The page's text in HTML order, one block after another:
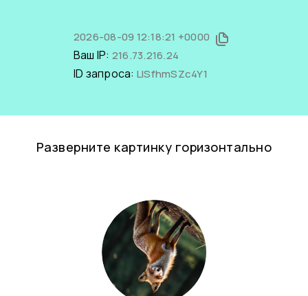
2026-08-09 12:18:21 +0000
Ваш IP: 216.73.216.24
ID запроса: LISfhmSZc4Y1
Разверните картинку горизонтально